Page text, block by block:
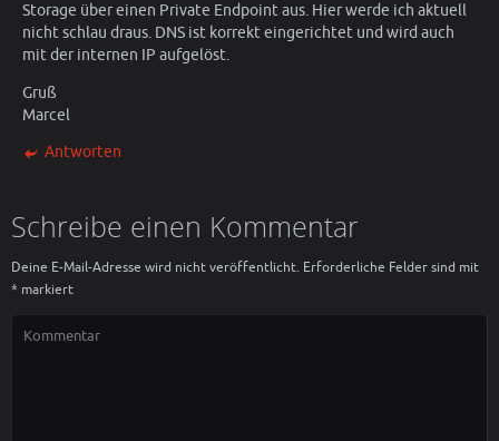
Storage über einen Private Endpoint aus. Hier werde ich aktuell
nicht schlau draus. DNS ist korrekt eingerichtet und wird auch
mit der internen IP aufgelöst.
Gruß
Marcel
Antworten
Schreibe einen Kommentar
Deine E-Mail-Adresse wird nicht veröffentlicht. Erforderliche Felder sind mit
* markiert